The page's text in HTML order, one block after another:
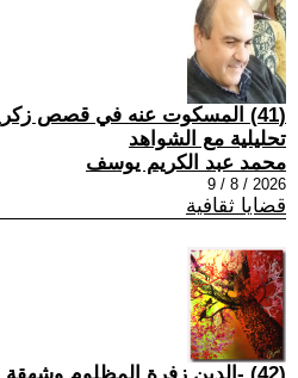
(41) المسكوت عنه في قصص
تحليلية مع الشواهد
محمد عبد الكريم يوسف
2026 / 8 / 9
قضايا ثقافية